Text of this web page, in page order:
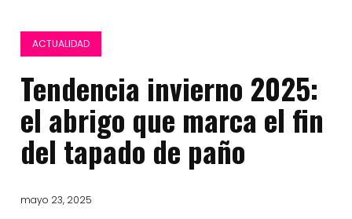
ACTUALIDAD
Tendencia invierno 2025:
el abrigo que marca el fin
del tapado de paño
mayo 23, 2025